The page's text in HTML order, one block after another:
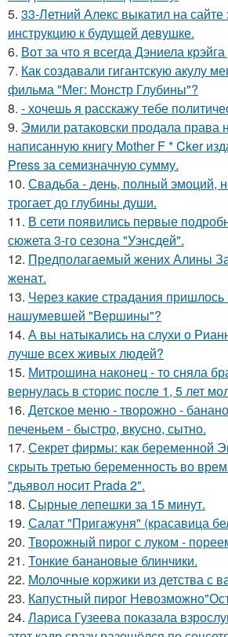
5. 33-Летний Алекс выкатил на
инструкцию к будущей девушке.
6. Вот за что я всегда Дэниела
7. Как создавали гигантскую акулу
фильма "Мег: Монстр Глубины"?
8. - хочешь я расскажу тебе
9. Эмили ратаковски продала права
написанную книгу Mother F * Cker
Press за семизначную сумму.
10. Свадьба - день, полный эмоций,
трогает до глубины души.
11. В сети появились первые
сюжета 3-го сезона "Уэнсдей".
12. Предполагаемый жених Алины
женат.
13. Через какие страдания пришлось
нашумевшей "Вершины"?
14. А вы натыкались на слухи о
лучше всех живых людей?
15. Митрошина наконец - то сняла
вернулась в сторис после 1, 5 лет
16. Детское меню - творожно -
печеньем - быстро, вкусно, сытно.
17. Секрет фирмы: как беременной
скрыть третью беременность во
"дьявол носит Prada 2".
18. Сырные лепешки за 15 минут.
19. Салат "Пригажуня" (красавица
20. Творожный пирог с луком -
21. Тонкие банановые блинчики.
22. Молочные коржики из детства с
23. Капустный пирог
24. Лариса Гузеева показала